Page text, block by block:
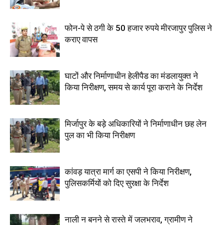
फोन-पे से ठगी के 50 हजार रुपये मीरजापुर पुलिस ने
कराए वापस
घाटों और निर्माणाधीन हेलीपैड का मंडलायुक्त ने
किया निरीक्षण, समय से कार्य पूरा कराने के निर्देश
मिर्जापुर के बड़े अधिकारियों ने निर्माणाधीन छह लेन
पुल का भी किया निरीक्षण
कांवड़ यात्रा मार्ग का एसपी ने किया निरीक्षण,
पुलिसकर्मियों को दिए सुरक्षा के निर्देश
नाली न बनने से रास्ते में जलभराव, ग्रामीण ने